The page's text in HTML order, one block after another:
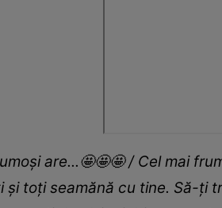
are...🤩🤩🤩 / Cel mai
toți seamănă cu tine. Să-ți